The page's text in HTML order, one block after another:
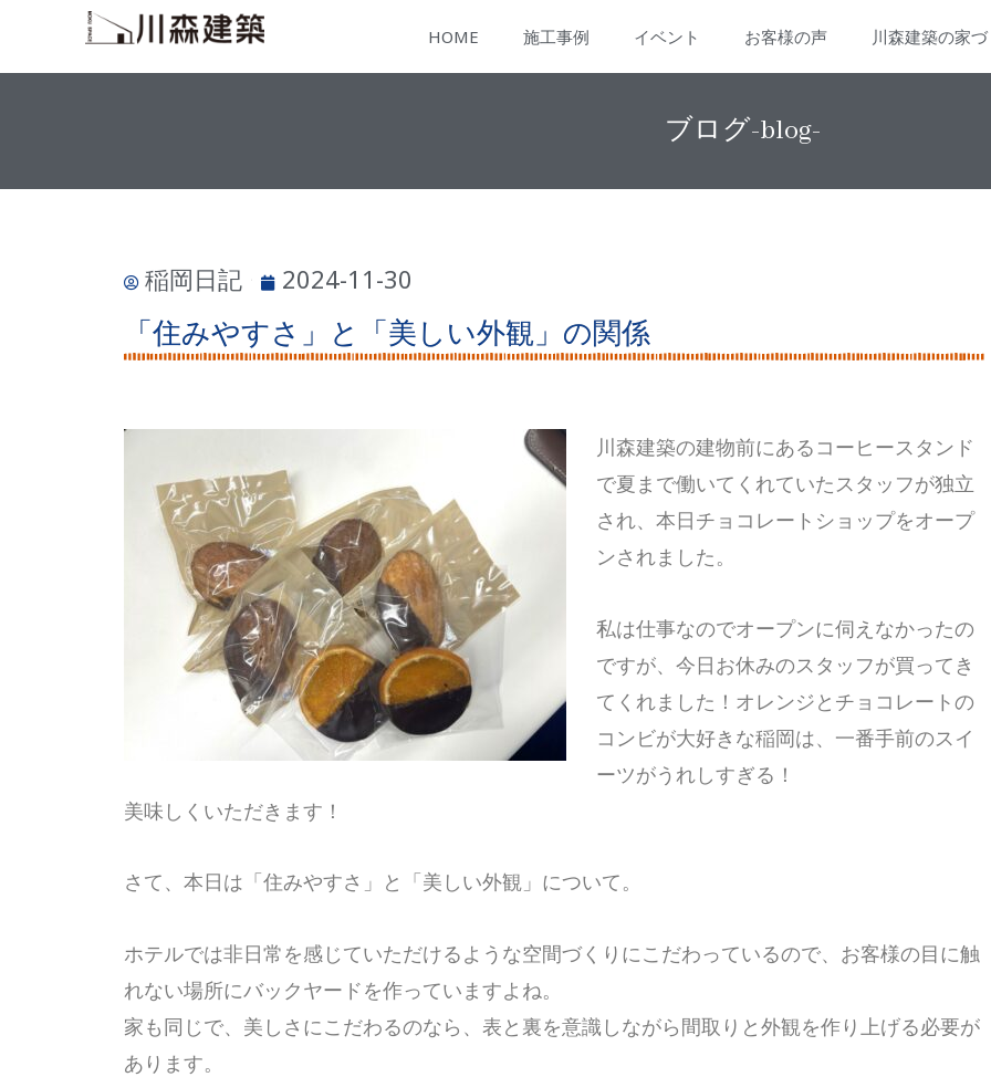
HOME 施工事例 イベント お客様の声 川森建築の家
ブログ-blog-
稲岡日記 2024-11-30
「住みやすさ」と「美しい外観」の関係
川森建築の建物前にあるコーヒースタンド
で夏まで働いてくれていたスタッフが独立
され、本日チョコレートショップをオープ
ンされました。
私は仕事なのでオープンに伺えなかったの
ですが、今日お休みのスタッフが買ってき
てくれました！オレンジとチョコレートの
コンビが大好きな稲岡は、一番手前のスイ
ーツがうれしすぎる！
美味しくいただきます！
さて、本日は「住みやすさ」と「美しい外観」について。
ホテルでは非日常を感じていただけるような空間づくりにこだわっているので、お客様の目に触
れない場所にバックヤードを作っていますよね。
家も同じで、美しさにこだわるのなら、表と裏を意識しながら間取りと外観を作り上げる必要が
あります。